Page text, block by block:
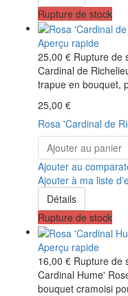
Rupture de stock
Aperçu rapide
25,00 € Rupture de
Cardinal de
trapue en bouquet,
25,00 €
Rosa 'Cardinal de
Ajouter au panier
Ajouter au
Ajouter à ma liste
Détails
Rupture de stock
Aperçu rapide
16,00 € Rupture de
Cardinal Hume'
bouquet cramoisi